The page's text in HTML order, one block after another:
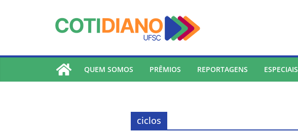
QUEM SOMOS PRÊMIOS REPORTAGENS ESPECIAIS
ciclos